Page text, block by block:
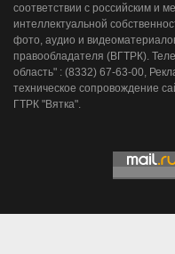
соответствии с российским и
интеллектуальной
фото, аудио и
правообладателя (ВГТРК).
область" : (8332) 67-63-00,
техническое сопровождение
ГТРК "Вятка".